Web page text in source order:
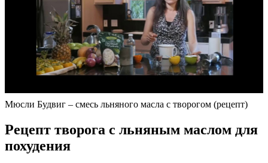
Мюсли Будвиг – смесь льняного масла с творогом (рецепт)
Рецепт творога с льняным маслом для
похудения